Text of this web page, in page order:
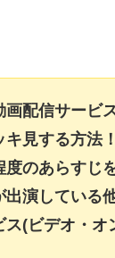
配信サービ
見する方法！
のあらすじ
演している
(ビデオ・オ